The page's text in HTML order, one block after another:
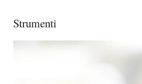
Strumenti